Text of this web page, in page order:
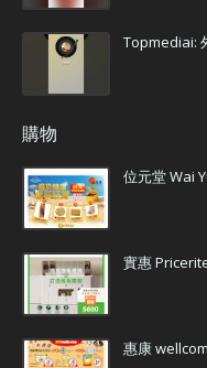
Topmediai:
購物
位元堂 Wai
實惠
惠康